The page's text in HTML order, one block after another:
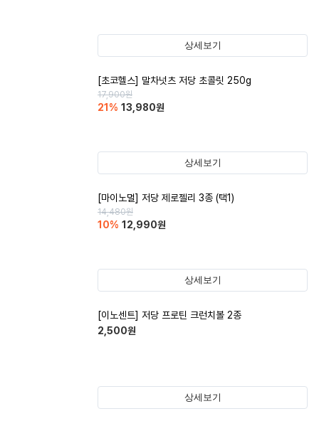
상세보기
[초코헬스] 말차넛츠 저당 초콜릿 250g
17,900원
21 % 13,980원
상세보기
[마이노멀] 저당 제로젤리 3종 (택1)
14,480원
10% 12,990원
상세보기
[이노센트] 저당 프로틴 크런치볼 2종
2,500원
상세보기